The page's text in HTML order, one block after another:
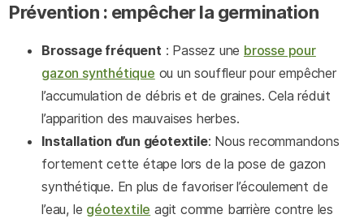
Prévention : empêcher la germination
Brossage fréquent : Passez une brosse pour
gazon synthétique ou un souffleur pour empêcher
l’accumulation de débris et de graines. Cela réduit
l’apparition des mauvaises herbes.
Installation d’un géotextile: Nous recommandons
fortement cette étape lors de la pose de gazon
synthétique. En plus de favoriser l’écoulement de
l’eau, le géotextile agit comme barrière contre les